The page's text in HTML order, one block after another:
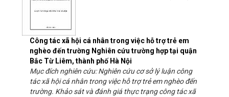
Công tác xã hội cá nhân trong việc hỗ trợ trẻ em
nghèo đến trường Nghiên cứu trường hợp tại quận
Bắc Từ Liêm, thành phố Hà Nội
Mục đích nghiên cứu: Nghiên cứu cơ sở lý luận công
tác xã hội cá nhân trong việc hỗ trợ trẻ em nghèo đến
trường. Khảo sát và đánh giá thực trạng công tác xã